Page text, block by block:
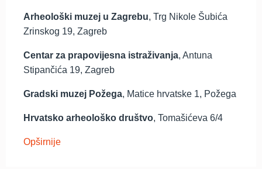
Arheološki muzej u Zagrebu, Trg Nikole Šubića
Zrinskog 19, Zagreb
Centar za prapovijesna istraživanja, Antuna
Stipančića 19, Zagreb
Gradski muzej Požega, Matice hrvatske 1, Požega
Hrvatsko arheološko društvo, Tomašićeva 6/4
Opširnije